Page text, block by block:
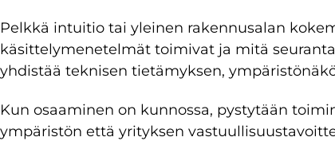
Pelkkä intuitio tai yleinen rakennusalan
käsittelymenetelmät toimivat ja mitä
yhdistää teknisen tietämyksen,
Kun osaaminen on kunnossa, pystytään
ympäristön että yrityksen